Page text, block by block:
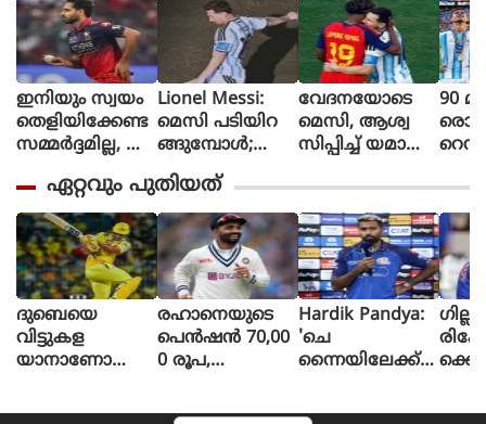
ഇനിയും സ്വയം
തെളിയിക്കേണ്ട
സമ്മർദ്ദമില്ല, അ
ഭിച്ചാൽ സ
ന്തോഷം അത്ര
മാത്രം : ഭുവ
നേശ്വർ കുമാർ
Lionel Messi:
മെസി പടിയിറ
ങ്ങുമ്പോൾ;
വീണ്ടും
സാക്ഷിയായി
മെറ്റ്‌ലൈഫ്
വേദനയോടെ
മെസി, ആശ്വ
സിപ്പിച്ച് യമാൽ
90
രൊറ്റ
ളി
ൻ്റീന,
ഏറ്റവും പുതിയത്
ദുബെയെ
വിട്ടുകള
യാനാണോ
രഹാനെയുടെ
പെൻഷൻ 70,00
0 രൂപ,
Hardik Pandya:
'ചെ
ന്നൈയിലേക്ക്